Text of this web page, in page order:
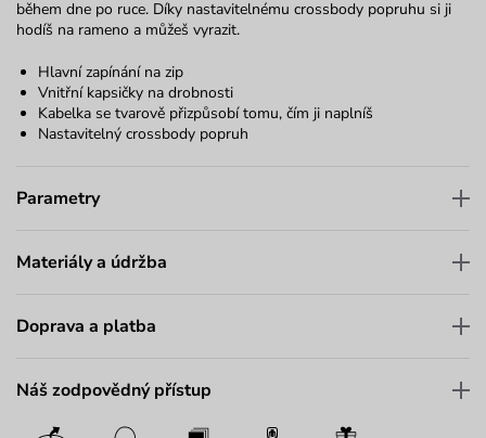
během dne po ruce. Díky nastavitelnému crossbody popruhu si ji
hodíš na rameno a můžeš vyrazit.
Hlavní zapínání na zip
Vnitřní kapsičky na drobnosti
Kabelka se tvarově přizpůsobí tomu, čím ji naplníš
Nastavitelný crossbody popruh
Parametry
Materiály a údržba
Doprava a platba
Náš zodpovědný přístup